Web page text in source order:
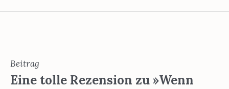
Beitrag
Eine tolle Rezension zu »Wenn